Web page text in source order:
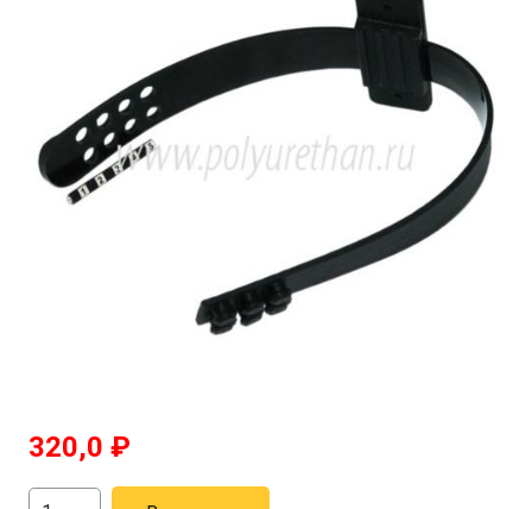
320,0 ₽
Количество